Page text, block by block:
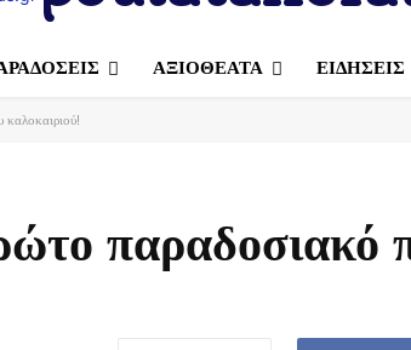
ΑΞΙΟΘΕΑΤΑ
καλοκαιριού!
παραδοσιακό